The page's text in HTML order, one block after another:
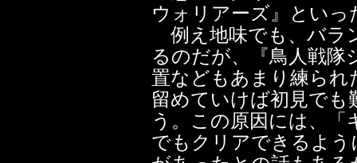
ウォリアーズ』とい
例え地味でも、バラ
るのだが、『鳥人戦隊
置などもあまり練られ
留めていけば初見で
う。この原因には、
でもクリアできるよ